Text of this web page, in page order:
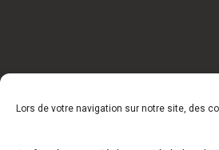
Lors de votre navigation sur notre site, des